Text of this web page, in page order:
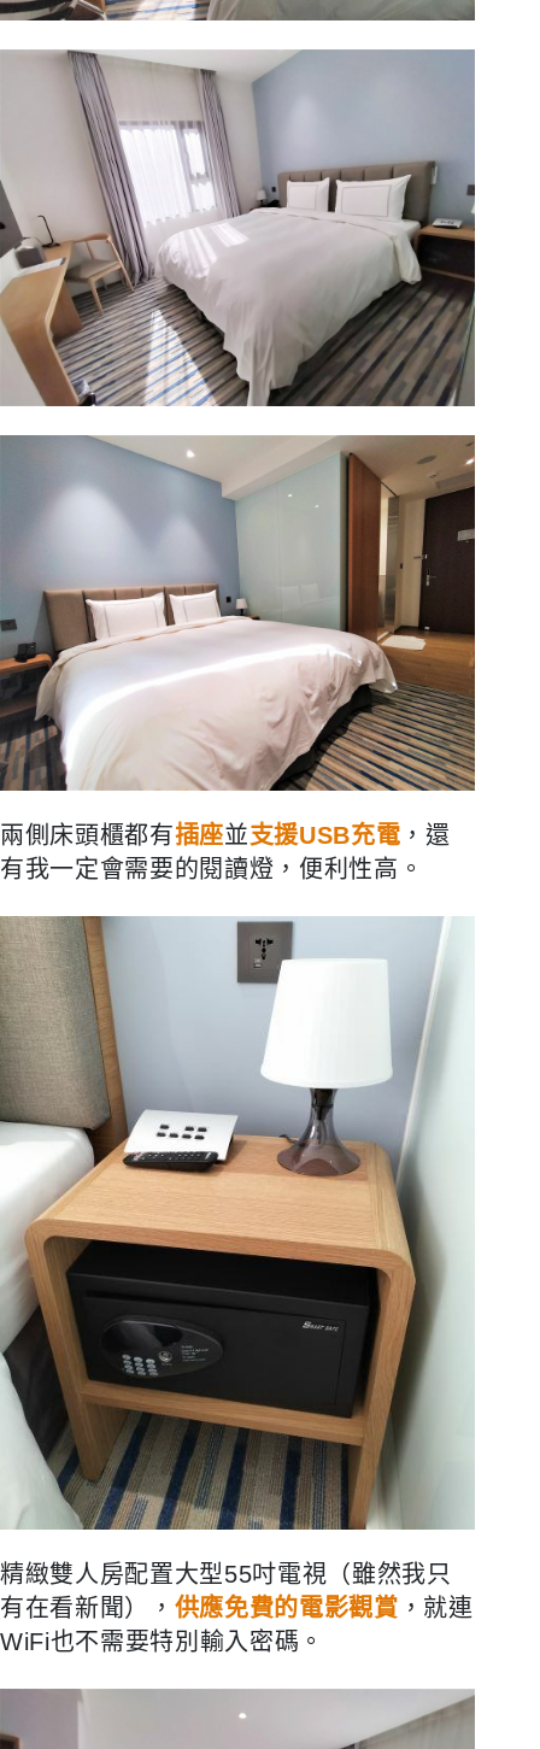
兩側床頭櫃都有插座並支援USB充電 ，還
有我一定會需要的閱讀燈，便利性高。
精緻雙人房配置大型55吋電視（雖然我只
有在看新聞）， 供應免費的電影觀賞 ，就連
WiFi也不需要特別輸入密碼。